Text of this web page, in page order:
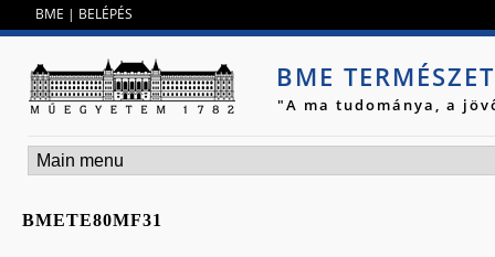
BME | BELÉPÉS
BME
"A ma tudománya, a
BMETE80MF31